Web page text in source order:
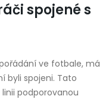
spojené s
ve fotbale, má
byli spojeni. Tato
podporovanou